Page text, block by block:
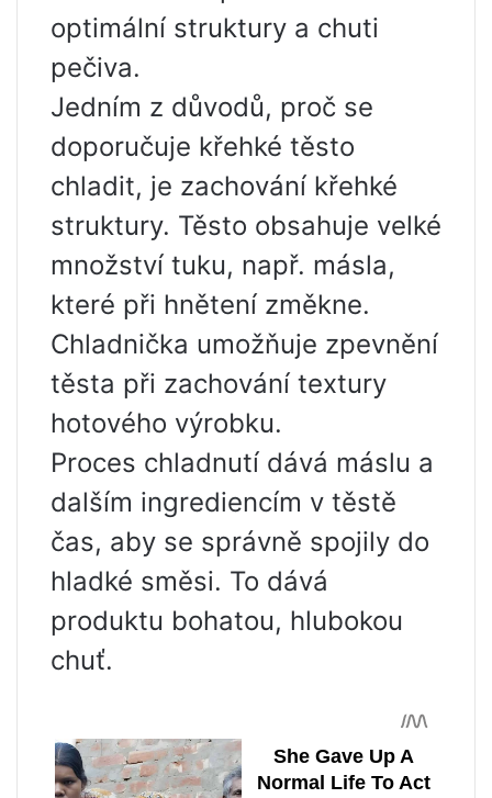
optimální struktury a chuti
pečiva.
Jedním z důvodů, proč se
doporučuje křehké těsto
chladit, je zachování křehké
struktury. Těsto obsahuje velké
množství tuku, např. másla,
které při hnětení změkne.
Chladnička umožňuje zpevnění
těsta při zachování textury
hotového výrobku.
Proces chladnutí dává máslu a
dalším ingrediencím v těstě
čas, aby se správně spojily do
hladké směsi. To dává
produktu bohatou, hlubokou
chuť.